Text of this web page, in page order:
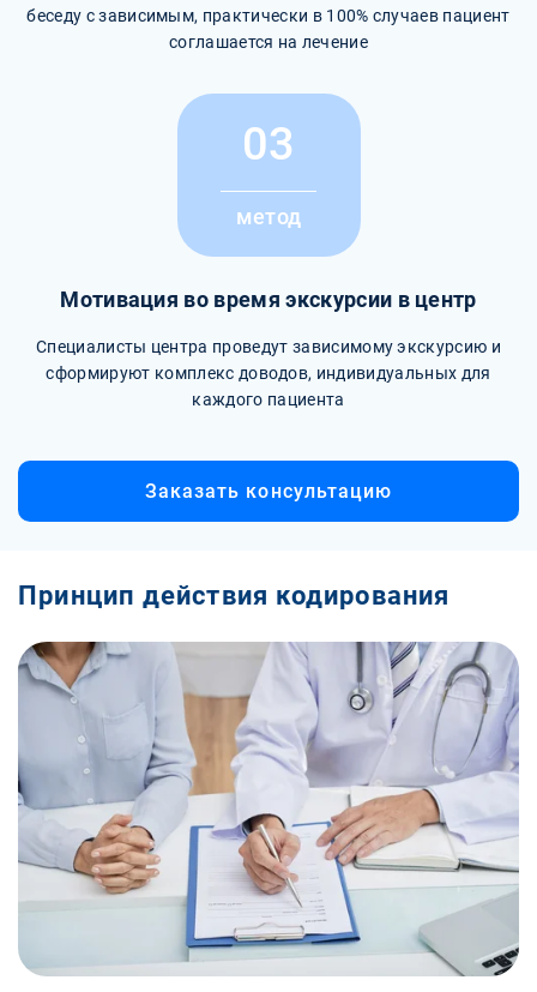
беседу с зависимым, практически в 100% случаев пациент
соглашается на лечение
03
метод
Мотивация во время экскурсии в центр
Специалисты центра проведут зависимому экскурсию и
сформируют комплекс доводов, индивидуальных для
каждого пациента
Заказать консультацию
Принцип действия кодирования